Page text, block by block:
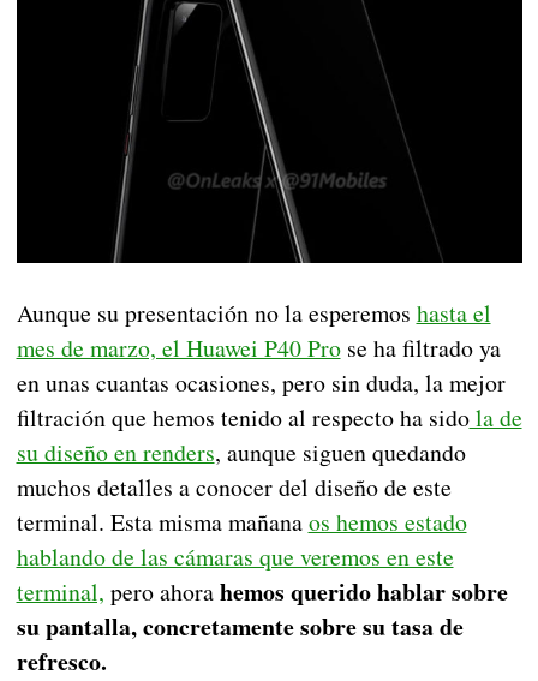
Aunque su presentación no la esperemos hasta el
mes de marzo, el Huawei P40 Prose ha filtrado ya
en unas cuantas ocasiones, pero sin duda, la mejor
filtración que hemos tenido al respecto ha sidola de
su diseño en renders, aunque siguen quedando
muchos detalles a conocer del diseño de este
terminal. Esta misma mañanaos hemos estado
hablando de las cámaras que veremos en este
terminal, pero ahorahemos querido hablar sobre
su pantalla, concretamente sobre su tasa de
refresco.